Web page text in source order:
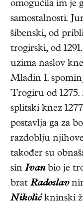
omogućila im je
samostalnosti.
šibenski, od
trogirski, od
uzima naslov
Mladin I.
Trogiru od 1275.
splitski knez
postavlja ga za
razdoblju
također su
sin Ivanbio je
brat Radoslav
Nikolićkninski